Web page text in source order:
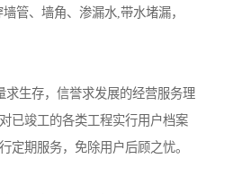
管、墙角、渗漏水,带水堵漏，
求生存，信誉求发展的经营服务理
已竣工的各类工程实行用户档案
定期服务，免除用户后顾之忧。